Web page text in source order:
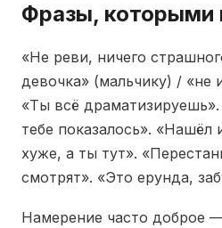
Фразы, которыми
«Не реви, ничего
девочка» (мальчику) / «не
«Ты всё
тебе показалось». «Нашёл
хуже, а ты тут».
смотрят». «Это ерунда,
Намерение часто доброе